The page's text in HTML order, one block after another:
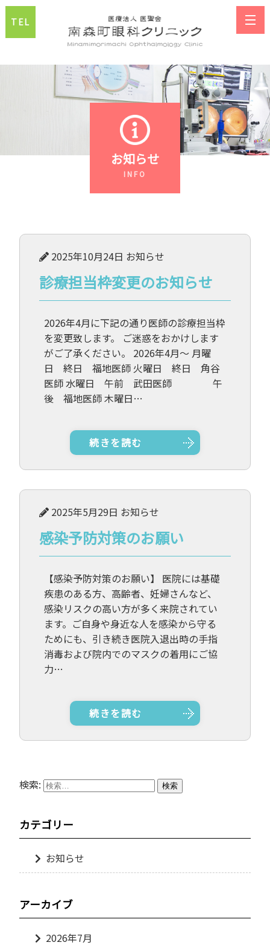
TEL
お知らせ
2025年10月24日 お知らせ
診療担当枠変更のお知らせ
2026年4月に下記の通り医師の診療担当枠
を変更致します。 ご迷惑をおかけします
がご了承ください。 2026年4月～ 月曜
日 終日 福地医師 火曜日 終日 角谷
医師 水曜日 午前 武田医師 午
後 福地医師 木曜日…
続きを読む
2025年5月29日 お知らせ
感染予防対策のお願い
【感染予防対策のお願い】 医院には基礎
疾患のある方、高齢者、妊婦さんなど、
感染リスクの高い方が多く来院されてい
ます。ご自身や身近な人を感染から守る
ためにも、引き続き医院入退出時の手指
消毒および院内でのマスクの着用にご協
力…
続きを読む
検索:
カテゴリー
お知らせ
アーカイブ
2026年7月